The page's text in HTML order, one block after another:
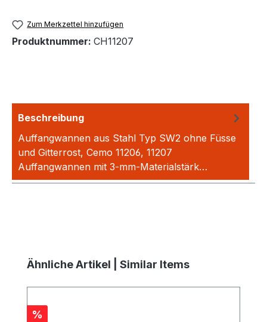
Zum Merkzettel hinzufügen
Produktnummer: CH11207
Beschreibung
Auffangwannen aus Stahl Typ SW2 ohne Füsse
und Gitterrost, Cemo 11206, 11207
Auffangwannen mit 3-mm-Materialstärk…
Produktgalerie überspringen
Ähnliche Artikel | Similar Items
Rabatt
%